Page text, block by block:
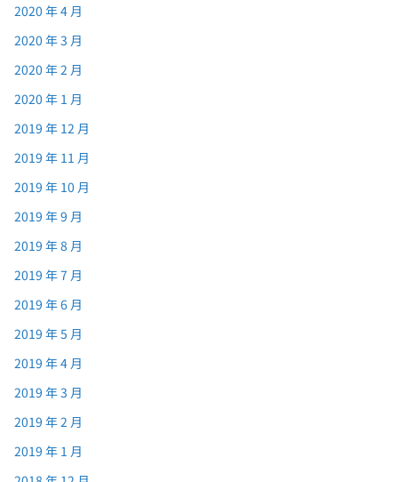
2020 年 4 月
2020 年 3 月
2020 年 2 月
2020 年 1 月
2019 年 12 月
2019 年 11 月
2019 年 10 月
2019 年 9 月
2019 年 8 月
2019 年 7 月
2019 年 6 月
2019 年 5 月
2019 年 4 月
2019 年 3 月
2019 年 2 月
2019 年 1 月